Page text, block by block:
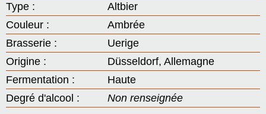
Type :
Altbier
Couleur :
Ambrée
Brasserie :
Uerige
Origine :
Düsseldorf, Allemagne
Fermentation :
Haute
Degré d'alcool :
Non renseignée